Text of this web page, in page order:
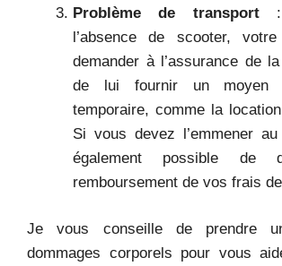
Problème de transport:
l’absence de scooter,
demander à l’assurance de
de lui fournir un moyen
temporaire, comme la
Si vous devez l’emmener
également possible de
remboursement de vos frais
Je vous conseille de prendre
dommages corporels pour vous